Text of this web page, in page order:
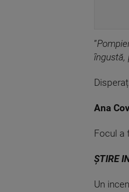
”
îngustă,
Ana
Focul a
ȘTIRE
Un